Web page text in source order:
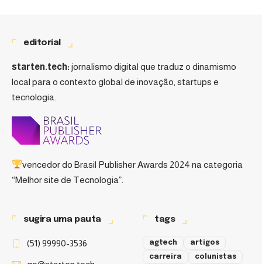
editorial
starten.tech: jornalismo digital que traduz o dinamismo
local para o contexto global de inovação, startups e
tecnologia.
vencedor do Brasil Publisher Awards 2024 na categoria
“Melhor site de Tecnologia”.
sugira uma pauta
(51) 99990-3536
tags
agtech
artigos
carreira
colunistas